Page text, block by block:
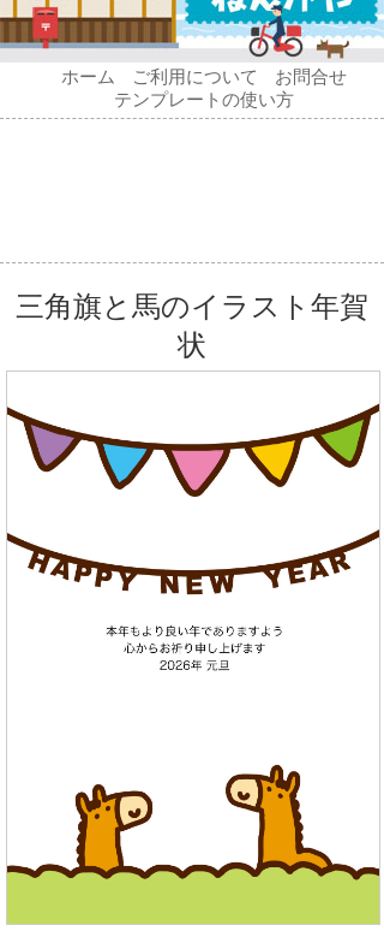
ホーム ご利用について
お問合せ
テンプレートの使い方
三角旗と馬のイラスト年賀
状